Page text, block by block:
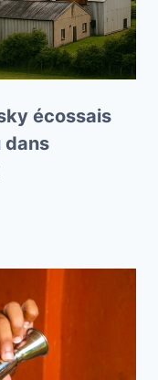
écossais
dans